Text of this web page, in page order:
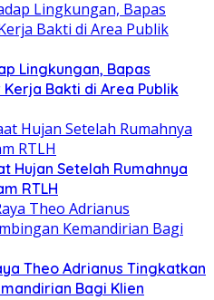
Lingkungan, Bapas
Bakti di Area Publik
Hujan Setelah Rumahnya
RTLH
Theo Adrianus Tingkatkan
Bagi Klien